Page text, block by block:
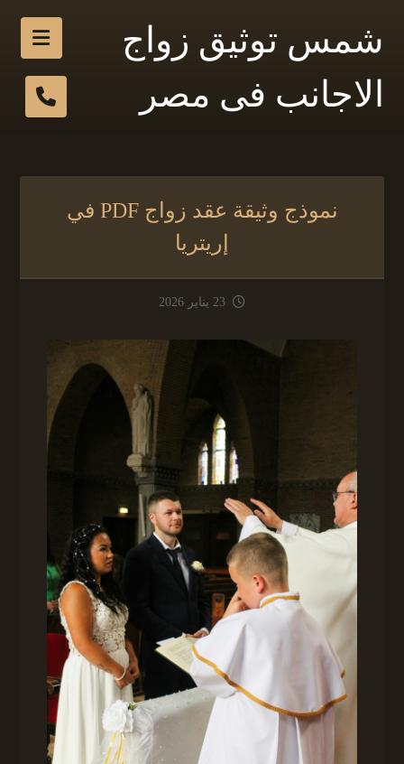
شمس توثيق زواج
الاجانب فى مصر
نموذج وثيقة عقد زواج PDF في
إريتريا
23 يناير 2026